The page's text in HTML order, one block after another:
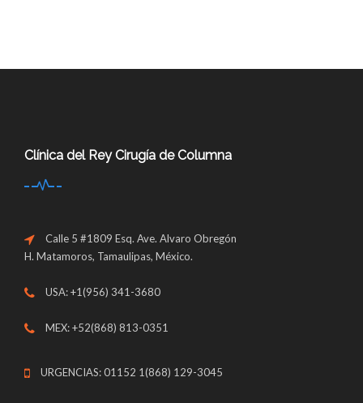
Clínica del Rey Cirugía de Columna
Calle 5 #1809 Esq. Ave. Alvaro Obregón
H. Matamoros, Tamaulipas, México.
USA: +1(956) 341-3680
MEX: +52(868) 813-0351
URGENCIAS: 01152 1(868) 129-3045